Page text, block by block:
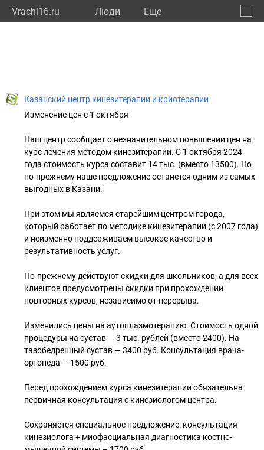
Vrachi16.ru Люди Eще
Казанский центр кинезитерапии и криотерапии
Изменение цен с 1 октября
Наш центр сообщает о незначительном повышении цен на
курс лечения методом кинезитерапии. С 1 октября 2024
года стоимость курса составит 14 тыс. (вместо 13500). Но
по-прежнему наше предложение останется одним из самых
выгодных в Казани.
При этом мы являемся старейшим центром города,
который работает по методике кинезитерапии (с 2007 года)
и неизменно поддерживаем высокое качество и
результативность услуг.
По-прежнему действуют скидки для школьников, а для всех
клиентов предусмотрены скидки при прохождении
повторных курсов, независимо от перерыва.
Изменились цены на аутоплазмотерапию. Стоимость одной
процедуры на сустав — 3 тыс. рублей (вместо 2400). На
тазобедренный сустав — 3400 руб. Консультация врача-
ортопеда — 1500 руб.
Перед прохождением курса кинезитерапии обязательна
первичная консультация с кинезиологом центра.
Сохраняется специальное предложение: консультация
кинезиолога + миофасциальная диагностика костно-